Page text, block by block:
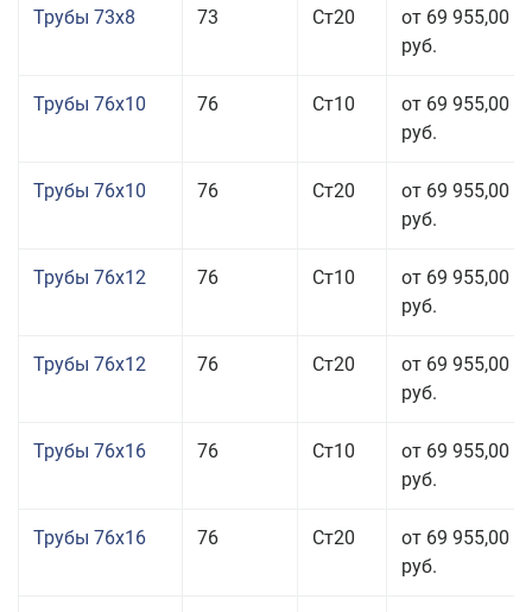
Трубы 73x8 73 Ст20
от 69 955,00
руб.
Трубы 76x10 76 Ст10
от 69 955,00
руб.
Трубы 76x10 76 Ст20
от 69 955,00
руб.
Трубы 76x12 76 Ст10
от 69 955,00
руб.
Трубы 76x12 76 Ст20
от 69 955,00
руб.
Трубы 76x16 76 Ст10
от 69 955,00
руб.
Трубы 76x16 76 Ст20
от 69 955,00
руб.